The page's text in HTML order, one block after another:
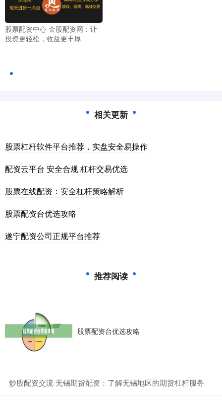
股票配资中心 金股配资网：让
投资更轻松，收益更丰厚
相关更新
股票杠杆软件平台推荐，实盘安全易操作
配资云平台 安全合规 杠杆交易优选
股票在线配资：安全杠杆策略解析
股票配资台优选攻略
遂宁配资公司正规平台推荐
推荐阅读
股票配资台优选攻略
​炒股配资交流 无锡期货配资：了解无锡地区的期货杠杆服务